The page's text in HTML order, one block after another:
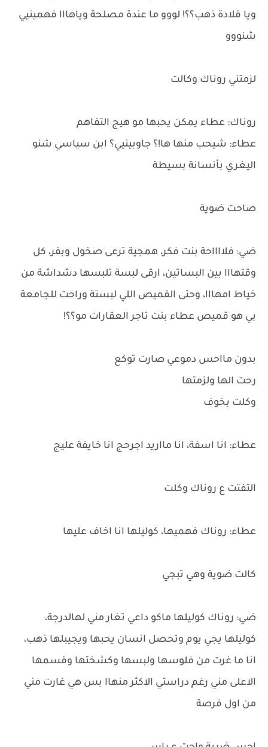
ويا قلادة ذهب؟؟! لووو ما عندة مصلحة وياهااا فهمينيي
شنووو
لزمتني روناك وكالت
روناك: عطاء يمكن يحبها مو هيج التفاهم
عطاء: شيحب منها ها!؟ جاوبينيي؟ ابن سياسي شنو
اليغري بأنسانة بسيطة
صاحت ضوية
ضي: فلااااحة بنت فكر، همجية ترعى صخول وبقر، كل
وقتهااا بين البساتين، ارقى لبسة تلبسها دشداشة من
خياط امهااا، وحتى القميص اللي لبستة وراحت للجامعة
بي هو قميص عطاء بنت تاجر العقارات مو؟؟!
بدون مااحس دموعي صارت توكع
رحت الها ولزمتها
وكلت بخوف
عطاء: انا اسفة، انا مااريد اجرحج انا خايفة عليج
التفتت ع روناك وكلت
عطاء: روناك فهميها، كوليلها انا اخاف عليها
كالت ضوية وهي تبجي
ضي: روناك كوليلها ماكو داعي تغار مني لهالدرجة،
كوليلها يجي يوم وتحصل انسان يحبها ويجيبلها ذهب،
انا ما غرت من فلوسها ولبسها وكشختها وقسمها
الاعلى مني رغم دراستي الاكثر منهاا بس هي غارت مني
من اول فرصة